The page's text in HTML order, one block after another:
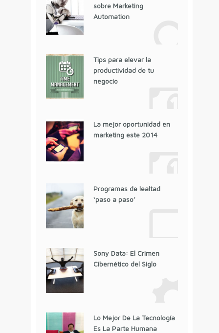
sobre Marketing
Automation
Tips para elevar la
productividad de tu
negocio
La mejor oportunidad en
marketing este 2014
Programas de lealtad
‘paso a paso’
Sony Data: El Crimen
Cibernético del Siglo
Lo Mejor De La Tecnología
Es La Parte Humana